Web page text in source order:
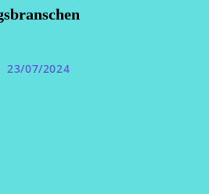
23/07/2024